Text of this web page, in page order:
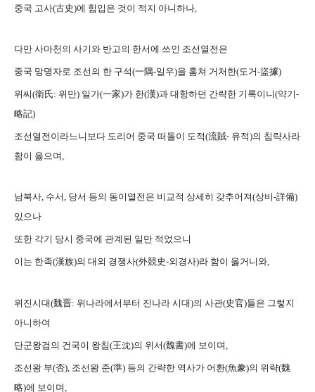
중국 고사(古史)에 힘입은 것이 적지 아니하나,
다만 사마천의 사기와 반고의 한서에 쓰인 조선열전은
중국 망명자로 조선의 한 구석(一隅-일우)을 훔쳐 거처한(도거-盜據)
위씨(衛氏: 위만) 일가(一家)가 한(漢)과 대항하던 간략한 기록이니(약기-
略記)
조선열전이라느니보다 도리어 중국 떠돌이 도적(流賊- 유적)의 침략사라
함이 옳으며,
남북사, 수서, 당서 등의 동이열전은 비교적 상세히 갖추어져(상비-詳備)
있으나
또한 각기 당시 중국에 관계된 일만 적었으니
이는 한족(漢族)의 대외 경쟁사(外競史-외경사)라 함이 옳거니와,
위진시대(魏晋: 위나라에서부터 진나라 시대)의 사관(史官)들은 그렇지
아니하여
단군왕검의 건국이 왕침(王沈)의 위서(魏書)에 보이며,
조선왕 부(否), 조선왕 준(準) 등의 간략한 역사가 어환(魚豢)의 위략(魏
略)에 보이며,